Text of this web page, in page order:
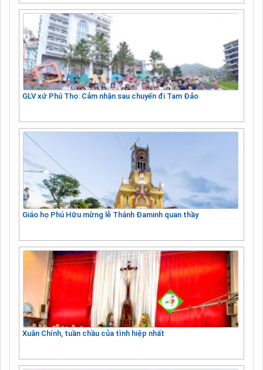
GLV xứ Phú Thọ: Cảm nhận sau chuyến đi Tam Đảo
Giáo họ Phú Hữu mừng lễ Thánh Đaminh quan thầy
Xuân Chính, tuần chầu của tình hiệp nhất